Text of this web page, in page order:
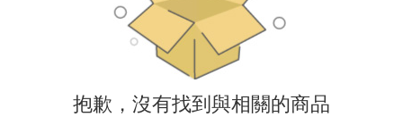
抱歉，沒有找到與相關的商品